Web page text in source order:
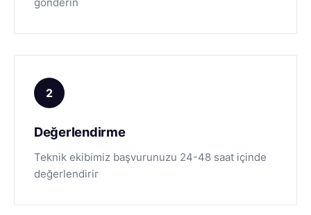
2
Değerlendirme
Teknik ekibimiz başvurunuzu 24-48 saat içinde
değerlendirir